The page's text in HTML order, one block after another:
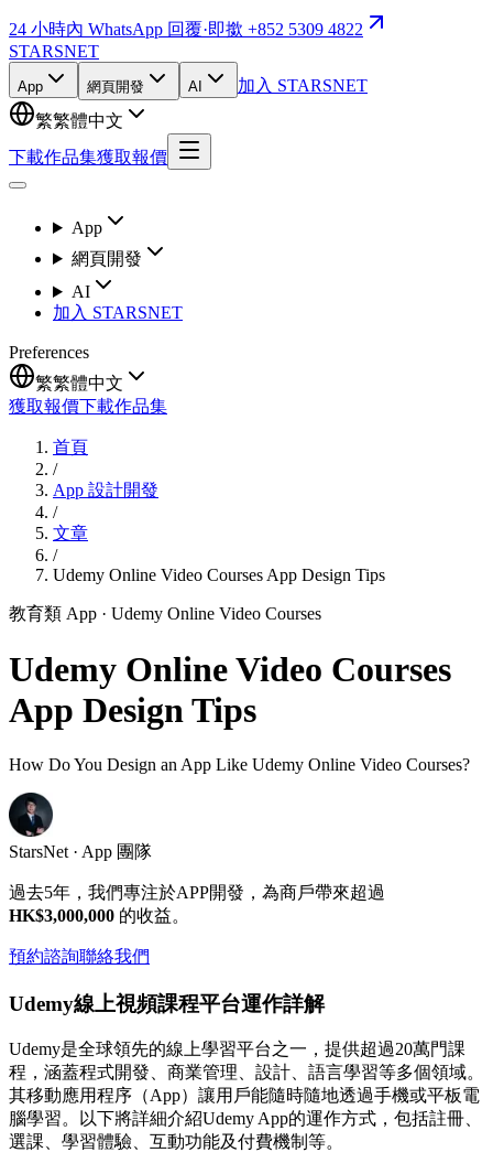
24 小時內 WhatsApp 回覆·即撳 +852 5309 4822
STARSNET
App 網頁開發 AI
加入 STARSNET
繁繁體中文
下載作品集獲取報價
App
網頁開發
AI
加入 STARSNET
Preferences
繁繁體中文
獲取報價下載作品集
首頁
/
App 設計開發
/
文章
/
Udemy Online Video Courses App Design Tips
教育類 App · Udemy Online Video Courses
Udemy Online Video Courses
App Design Tips
How Do You Design an App Like Udemy Online Video Courses?
StarsNet · App 團隊
過去5年，我們專注於APP開發，為商戶帶來超過
HK$3,000,000 的收益。
預約諮詢聯絡我們
Udemy線上視頻課程平台運作詳解
Udemy是全球領先的線上學習平台之一，提供超過20萬門課
程，涵蓋程式開發、商業管理、設計、語言學習等多個領域。
其移動應用程序（App）讓用戶能隨時隨地透過手機或平板電
腦學習。以下將詳細介紹Udemy App的運作方式，包括註冊、
選課、學習體驗、互動功能及付費機制等。